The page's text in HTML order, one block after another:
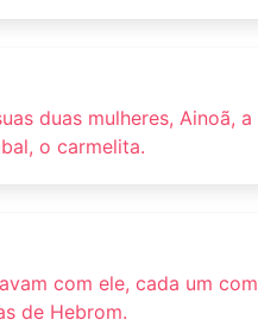
duas mulheres, Ainoã, a
o carmelita.
com ele, cada um com
de Hebrom.